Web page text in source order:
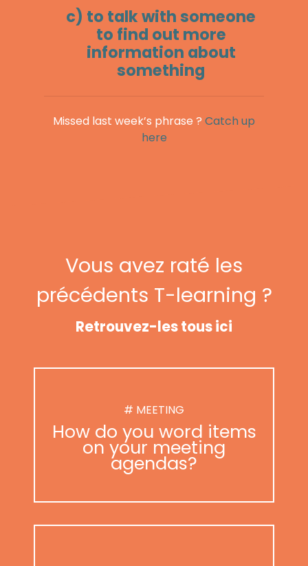
c) to talk with someone
to find out more
information about
something
Missed last week’s phrase ? Catch up
here
Vous avez raté les
précédents T-learning ?
Retrouvez-les tous ici
# MEETING
How do you word items
on your meeting
agendas?